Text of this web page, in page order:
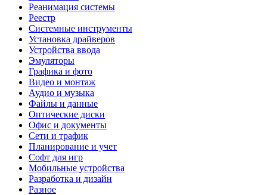
Реанимация системы
Реестр
Системные инструменты
Установка драйверов
Устройства ввода
Эмуляторы
Графика и фото
Видео и монтаж
Аудио и музыка
Файлы и данные
Оптические диски
Офис и документы
Сети и трафик
Планирование и учет
Софт для игр
Мобильные устройства
Разработка и дизайн
Разное